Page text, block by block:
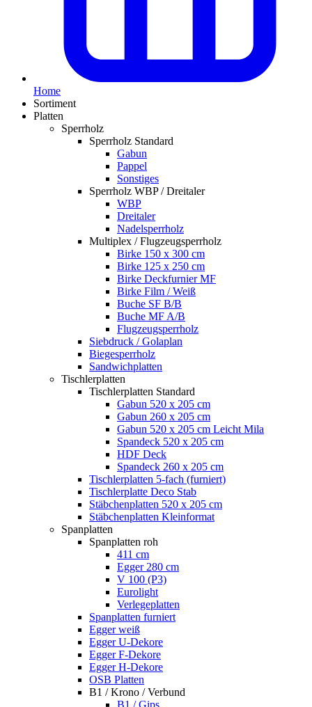
Home
Sortiment
Platten
Sperrholz
Sperrholz Standard
Gabun
Pappel
Sonstiges
Sperrholz WBP / Dreitaler
WBP
Dreitaler
Nadelsperrholz
Multiplex / Flugzeugsperrholz
Birke 150 x 300 cm
Birke 125 x 250 cm
Birke Deckfurnier MF
Birke Film / Weiß
Buche SF B/B
Buche MF A/B
Flugzeugsperrholz
Siebdruck / Golaplan
Biegesperrholz
Sandwichplatten
Tischlerplatten
Tischlerplatten Standard
Gabun 520 x 205 cm
Gabun 260 x 205 cm
Gabun 520 x 205 cm Leicht Mila
Spandeck 520 x 205 cm
HDF Deck
Spandeck 260 x 205 cm
Tischlerplatten 5-fach (furniert)
Tischlerplatte Deco Stab
Stäbchenplatten 520 x 205 cm
Stäbchenplatten Kleinformat
Spanplatten
Spanplatten roh
411 cm
Egger 280 cm
V 100 (P3)
Eurolight
Verlegeplatten
Spanplatten furniert
Egger weiß
Egger U-Dekore
Egger F-Dekore
Egger H-Dekore
OSB Platten
B1 / Krono / Verbund